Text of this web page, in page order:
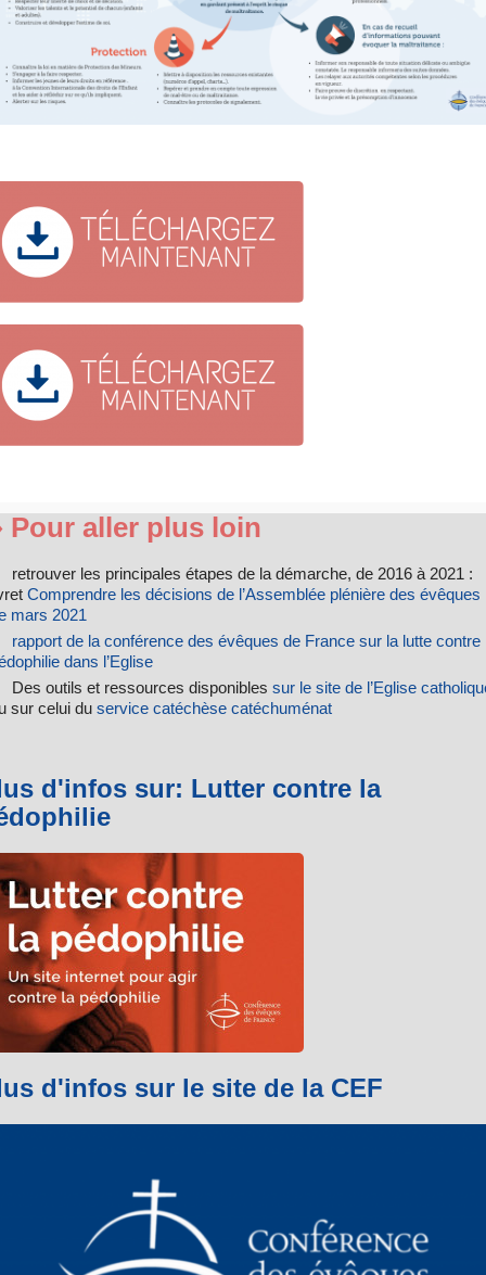
Pour aller plus loin
retrouver les principales étapes de la démarche, de 2016 à 2021 :
Comprendre les décisions de l’Assemblée plénière des évêques
mars 2021
rapport de la conférence des évêques de France sur la lutte contre
dans l’Eglise
Des outils et ressources disponibles sur le site de l’Eglise
sur celui du service catéchèse catéchuménat
d'infos sur: Lutter contre la
d'infos sur le site de la CEF